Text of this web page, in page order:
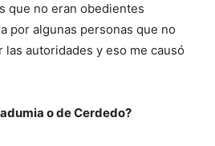
que no eran obedientes
por algunas personas que no
autoridades y eso me causó
o de Cerdedo?